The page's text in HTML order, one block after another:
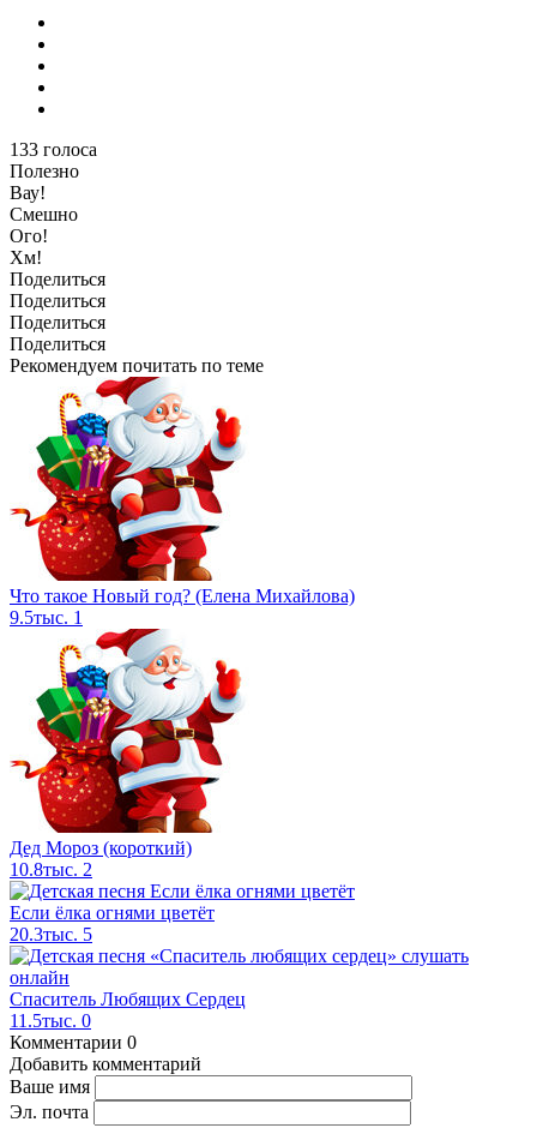
133 голоса
Полезно
Вау!
Смешно
Ого!
Хм!
Поделиться
Поделиться
Поделиться
Поделиться
Рекомендуем почитать по теме
Что такое Новый год? (Елена Михайлова)
9.5тыс. 1
Дед Мороз (короткий)
10.8тыс. 2
Если ёлка огнями цветёт
20.3тыс. 5
Спаситель Любящих Сердец
11.5тыс. 0
Комментарии 0
Добавить комментарий
Ваше имя
Эл. почта